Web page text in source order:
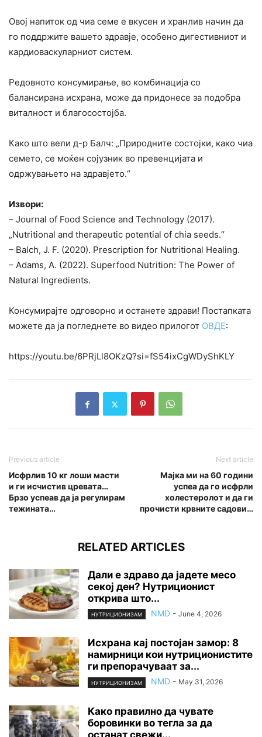
Овој напиток од чиа семе е вкусен и хранлив начин да
го поддржите вашето здравје, особено дигестивниот и
кардиоваскуларниот систем.
Редовното консумирање, во комбинација со
балансирана исхрана, може да придонесе за подобра
виталност и благосостојба.
Како што вели д-р Балч: „Природните состојки, како чиа
семето, се моќен сојузник во превенцијата и
одржувањето на здравјето.“
Извори:
– Journal of Food Science and Technology (2017).
„Nutritional and therapeutic potential of chia seeds.“
– Balch, J. F. (2020). Prescription for Nutritional Healing.
– Adams, A. (2022). Superfood Nutrition: The Power of
Natural Ingredients.
Консумирајте одговорно и останете здрави! Постапката
можете да ја погледнете во видео прилогот ОВДЕ:
https://youtu.be/6PRjLl8OKzQ?si=fS54ixCgWDyShKLY
Previous article
Исфрлив 10 кг лоши масти
и ги исчистив цревата…
Брзо успеав да ја регулирам
тежината…
Next article
Мајка ми на 60 години
успеа да го исфрли
холестеролот и да ги
прочисти крвните садови…
RELATED ARTICLES
Дали е здраво да јадете месо
секој ден? Нутриционист
открива што...
НУТРИЦИОНИЗАМ NMD - June 4, 2026
Исхрана кај постојан замор: 8
намирници кои нутриционистите
ги препорачуваат за...
НУТРИЦИОНИЗАМ NMD - May 31, 2026
Како правилно да чувате
боровинки во тегла за да
останат свежи...